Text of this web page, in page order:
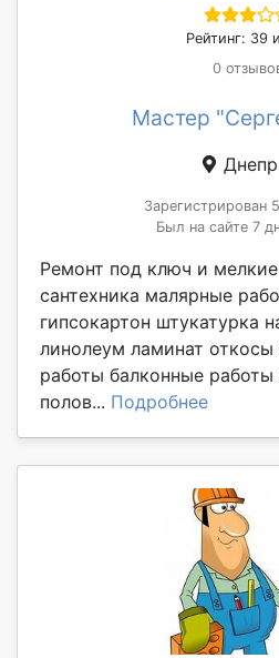
Рейтинг: 39
0
Мастер
Днепр
Зарегистрирован
Был на сайте 7
Ремонт под ключ и
сантехника малярные
гипсокартон штукатурка
линолеум ламинат откосы
работы балконные работы
полов... Подробнее